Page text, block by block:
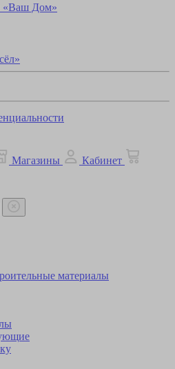
«Ваш Дом»
Магазины
Кабинет
материалы